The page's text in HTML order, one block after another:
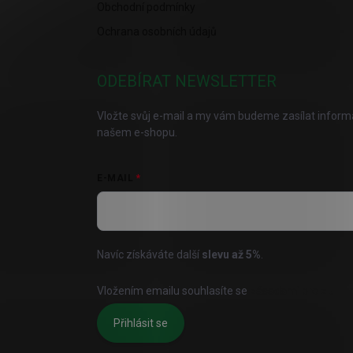
ODEBÍRAT NEWSLETTER
Vložte svůj e-mail a my vám budeme zasílat
našem e-shopu.
Navíc získáváte další slevu až5%.
Vložením emailu souhlasíte se
Přihlásit se